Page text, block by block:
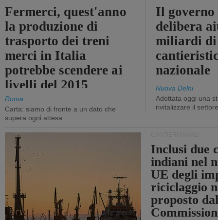
Fermerci, quest'anno
la produzione di
trasporto dei treni
merci in Italia
potrebbe scendere ai
livelli del 2015
Roma
Carta: siamo di fronte a un dato che
supera ogni attesa
Il
delibera
miliardi
nazionale
Nuova Delhi
Adottata oggi una
rivitalizzare il settore
Inclusi due
indiani nel
UE degli
riciclaggio
proposto